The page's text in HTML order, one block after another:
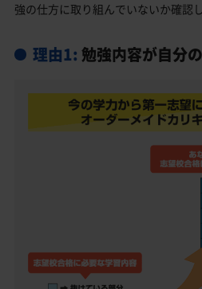
香ヶ丘リベルテ高校受験生
強の仕方に取り組んでいないか確認
理由1: 勉強内容が自分